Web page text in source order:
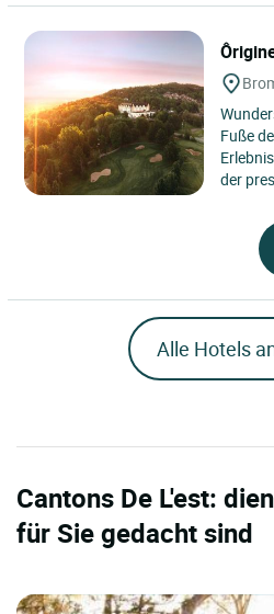
Fuße
der
Alle Hotels
Cantons De L'est:
für Sie gedacht sind